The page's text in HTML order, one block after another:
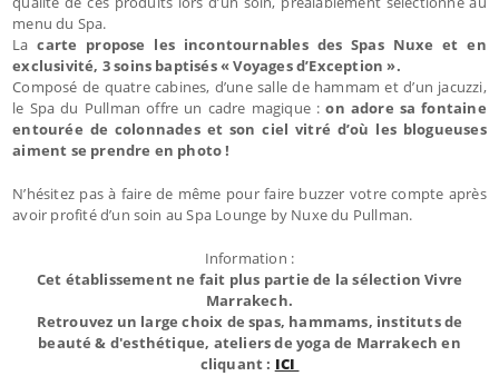
menu du Spa.
La carte propose les incontournables des Spas Nuxe et en
exclusivité, 3 soins baptisés « Voyages d’Exception ».
Composé de quatre cabines, d’une salle de hammam et d’un jacuzzi,
le Spa du Pullman offre un cadre magique :on adore sa fontaine
entourée de colonnades et son ciel vitré d’où les blogueuses
aiment se prendre en photo !
N’hésitez pas à faire de même pour faire buzzer votre compte après
avoir profité d’un soin au Spa Lounge by Nuxe du Pullman.
Information :
Cet établissement ne fait plus partie de la sélection Vivre
Marrakech.
Retrouvez un large choix de spas, hammams, instituts de
beauté & d'esthétique, ateliers de yoga de Marrakech en
cliquant : ICI